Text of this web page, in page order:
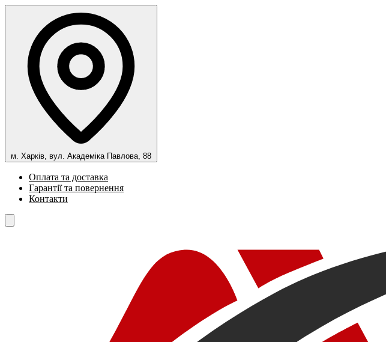
м. Харків, вул. Академіка Павлова, 88
Оплата та доставка
Гарантії та повернення
Контакти